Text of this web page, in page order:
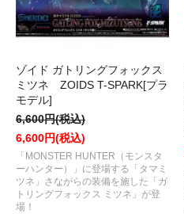
ゾイド ガトリングフォックス
ミツネ ZOIDS T-SPARK[プラ
モデル]
6,600円(税込)
6,600円(税込)
「MONSTER HUNTER（モンスタ
ーハンター）」に登場する「タマミ
ツネ」さながらの装備を施した「ガ
トリングフォックス ミツネ」が登
場！